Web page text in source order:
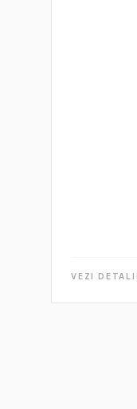
VEZI DETALII